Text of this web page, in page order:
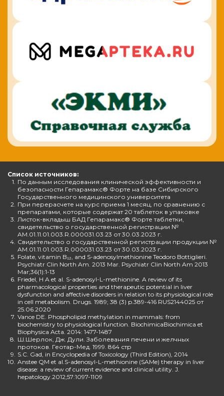
Список источников:
1. По данным исследования клинической эффективности и
безопасности Гепарамакс® Форте на базе Сибирского
Государственного медицинского университета
2. При перерасчете на курс приема 1 месяц, по сравнению с
препаратами, которые содержат 20 таблеток в упаковке
3. Листок-вкладыш БАД Гепарамакс® Форте таблетки,
свидетельство о государственной регистрации №
AM.01.11.01.003.R.000031.03.23 от 30.03.2023 г.
4. Свидетельство о государственной регистрации продукции №
AM.01.11.01.003.R.000031.03.23 от 30.03.2023 г.
5. Folate, vitamin B₁₂, and S-adenosylmethionine Teodoro Bottiglieri.
Psychiatr Clin North Am. 2013 Mar. Psychiatr Clin North Am 2013
Mar;36(1):1-13
6. Friedel, H A et al. S-adenosyl-L-methionine. A review of its
pharmacological properties and therapeutic potential in liver
dysfunction and affective disorders in relation to its physiological role
in cell metabolism. Drugs. 1989; 38 (3) p.389-416 RUS2144025 от
25.06.2020
7. Vance DE. Phospholipid methylation in mammals: from
biochemistry to physiological function. BiochimicaBiochimica et
Biophysica Acta. 2014: 1477-1487
8. Ш.Шерлок, Дж. Дули. Заболевания печени и желчных
протоков. Геотар-Мед. 1999. 864 стр
9. S.C. Gad, in Encyclopedia of Toxicology (Third Edition), 2014
10. Anstee QM et al.S-adenosyl-L-methionine (SAMe) therapy in liver
disease: a review of current evidence and clinical utility. J.
hepatology.2012;57:1097-1109